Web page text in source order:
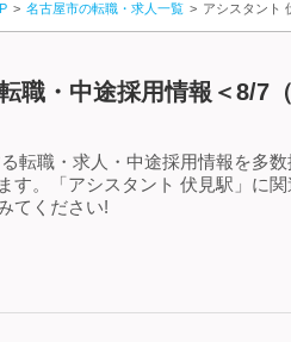
名古屋市の転職・求人一覧 アシスタント
職・中途採用情報＜8/7
転職・求人・中途採用情報を多
。「アシスタント 伏見駅」に
てください!